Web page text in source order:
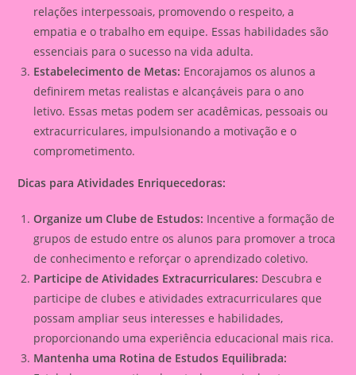
relações interpessoais, promovendo o respeito, a
empatia e o trabalho em equipe. Essas habilidades são
essenciais para o sucesso na vida adulta.
Estabelecimento de Metas: Encorajamos os alunos a
definirem metas realistas e alcançáveis para o ano
letivo. Essas metas podem ser acadêmicas, pessoais ou
extracurriculares, impulsionando a motivação e o
comprometimento.
Dicas para Atividades Enriquecedoras:
Organize um Clube de Estudos: Incentive a formação de
grupos de estudo entre os alunos para promover a troca
de conhecimento e reforçar o aprendizado coletivo.
Participe de Atividades Extracurriculares: Descubra e
participe de clubes e atividades extracurriculares que
possam ampliar seus interesses e habilidades,
proporcionando uma experiência educacional mais rica.
Mantenha uma Rotina de Estudos Equilibrada: